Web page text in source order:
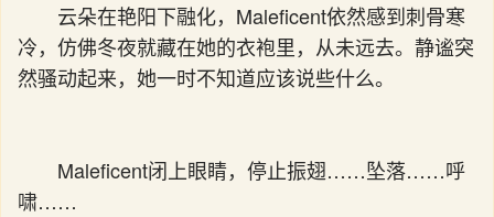
云朵在艳阳下融化，Maleficent依然感到刺骨寒
冷，仿佛冬夜就藏在她的衣袍里，从未远去。静谧突
然骚动起来，她一时不知道应该说些什么。
Maleficent闭上眼睛，停止振翅……坠落……呼
啸……